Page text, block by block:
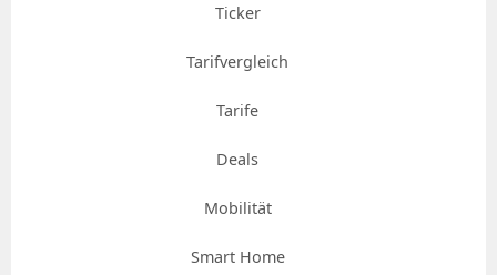
Ticker
Tarifvergleich
Tarife
Deals
Mobilität
Smart Home